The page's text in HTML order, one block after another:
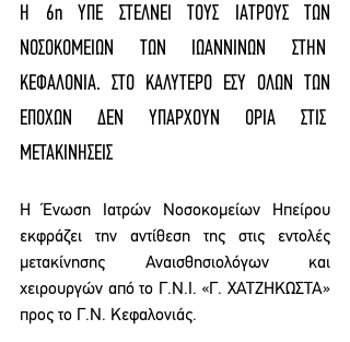
Η 6η ΥΠΕ ΣΤΕΛΝΕΙ ΤΟΥΣ ΙΑΤΡΟΥΣ ΤΩΝ
ΝΟΣΟΚΟΜΕΙΩΝ ΤΩΝ ΙΩΑΝΝΙΝΩΝ ΣΤΗΝ
ΚΕΦΑΛΟΝΙΑ. ΣΤΟ ΚΑΛΥΤΕΡΟ ΕΣΥ ΟΛΩΝ ΤΩΝ
ΕΠΟΧΩΝ ΔΕΝ ΥΠΑΡΧΟΥΝ ΟΡΙΑ ΣΤΙΣ
ΜΕΤΑΚΙΝΗΣΕΙΣ
Η Ένωση Ιατρών Νοσοκομείων Ηπείρου
εκφράζει την αντίθεση της στις εντολές
μετακίνησης Αναισθησιολόγων και
χειρουργών από το Γ.Ν.Ι. «Γ. ΧΑΤΖΗΚΩΣΤΑ»
προς το Γ.Ν. Κεφαλονιάς.